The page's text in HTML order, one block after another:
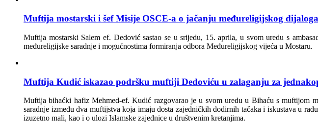
Muftija mostarski i šef Misije OSCE-a o jačanju međureligijskog
Muftija mostarski Salem ef. Dedović sastao se u srijedu, 15. aprila, u svom uredu s
međureligijske saradnje i mogućnostima formiranja odbora Međureligijskog vijeća u Mostaru.
Muftija Kudić iskazao podršku muftiji Dedoviću u zalaganju za
Muftija bihaćki hafiz Mehmed-ef. Kudić razgovarao je u svom uredu u Bihaću s muftijom
saradnje između dva muftijstva koja imaju dosta zajedničkih dodirnih tačaka i iskustava u
izuzetno mali, kao i o ulozi Islamske zajednice u društvenim kretanjima.